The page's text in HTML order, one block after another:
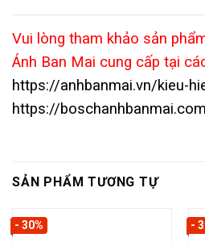
Vui lòng tham khảo sản
Ánh Ban Mai cung cấp tại
https://anhbanmai.vn/kieu-
https://boschanhbanmai.com
SẢN PHẨM TƯƠNG TỰ
- 30% -